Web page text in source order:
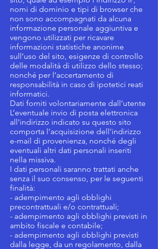
nomi di dominio e tipi di browser che
non sono accompagnati da alcuna
informazione personale aggiuntiva e
vengono utilizzati per ricavare
informazioni statistiche anonime
sull’uso del sito, esigenze di controllo
delle modalità di utilizzo dello stesso;
nonché per l’accertamento di
responsabilità in caso di ipotetici reati
informatici.
Dati forniti volontariamente dall’utente
L’eventuale invio di posta elettronica
all'indirizzo indicato su questo sito
comporta l’acquisizione dell’indirizzo
e-mail di provenienza, nonché degli
eventuali altri dati personali inseriti
nella missiva.
I dati personali saranno trattati anche
senza il suo consenso, per le seguenti
finalità:
- adempimento agli obblighi
precontrattuali e/o contrattuali;
- adempimento agli obblighi previsti in
ambito fiscale e contabile;
- adempimento agli obblighi previsti
dalla legge, da un regolamento, dalla